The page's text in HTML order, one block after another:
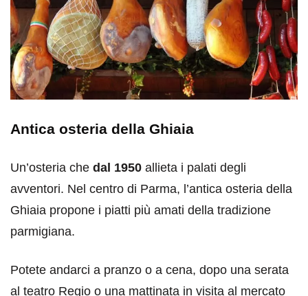
Antica osteria della Ghiaia
Un’osteria che dal 1950 allieta i palati degli
avventori. Nel centro di Parma, l’antica osteria della
Ghiaia propone i piatti più amati della tradizione
parmigiana.
Potete andarci a pranzo o a cena, dopo una serata
al teatro Regio o una mattinata in visita al mercato